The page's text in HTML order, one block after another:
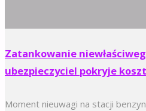
Zatankowanie
ubezpieczyciel pokryje
Moment nieuwagi na stacji